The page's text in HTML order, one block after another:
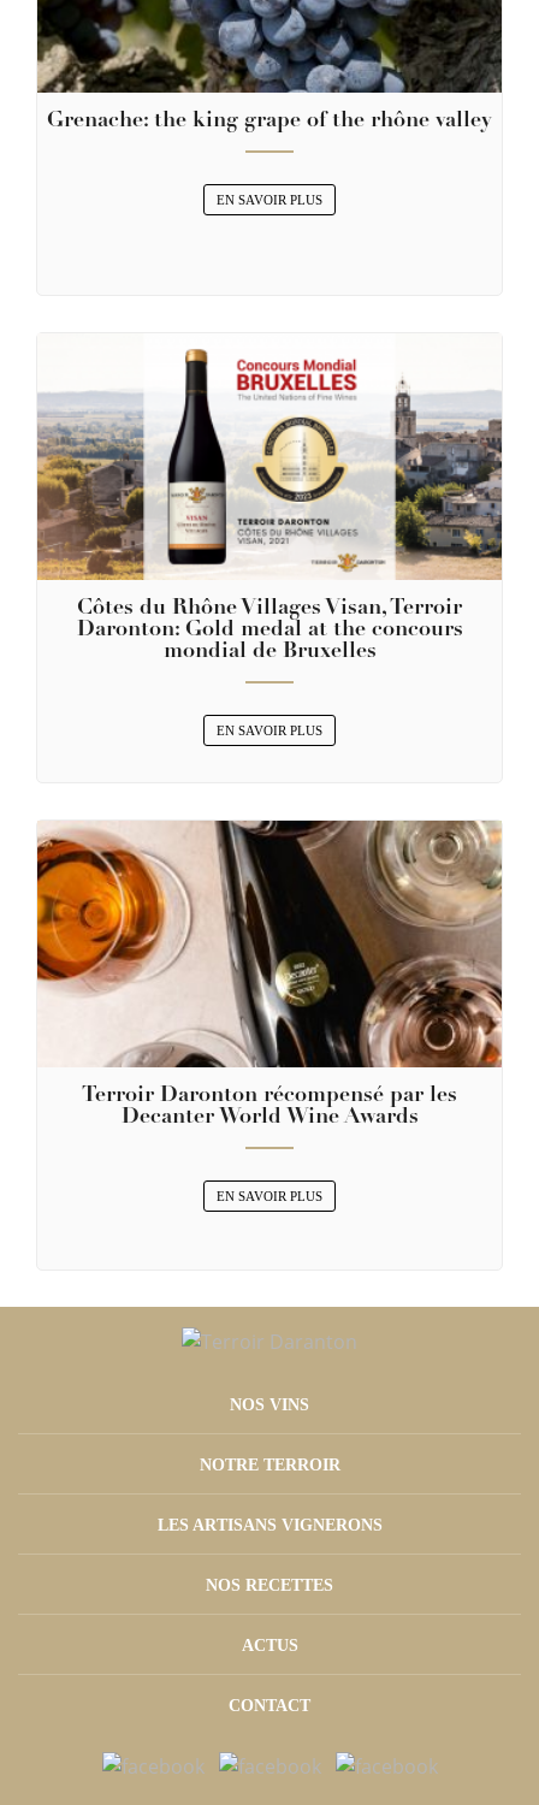
Grenache: the king grape of the rhône valley
EN SAVOIR PLUS
Côtes du Rhône Villages Visan, Terroir
Daronton: Gold medal at the concours
mondial de Bruxelles
EN SAVOIR PLUS
Terroir Daronton récompensé par les
Decanter World Wine Awards
EN SAVOIR PLUS
NOS VINS
NOTRE TERROIR
LES ARTISANS VIGNERONS
NOS RECETTES
ACTUS
CONTACT